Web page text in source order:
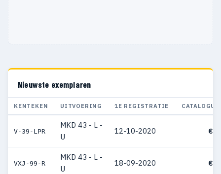
Nieuwste exemplaren
KENTEKEN UITVOERING 1E REGISTRATIE
V-39-LPR
MKD 43 - L -
U
12-10-2020 €
VXJ-99-R
MKD 43 - L -
U
18-09-2020 €